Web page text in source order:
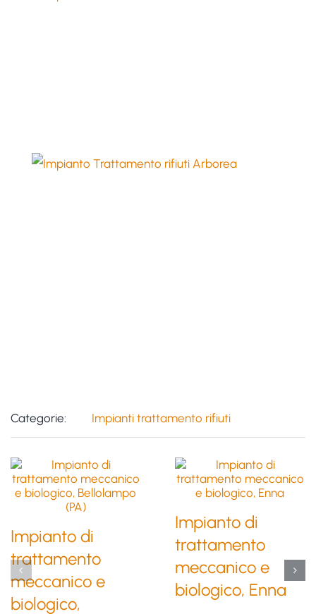
Categorie: Impianti trattamento rifiuti
Impianto di
trattamento
meccanico e
biologico,
Impianto di
trattamento
meccanico e
biologico, Enna